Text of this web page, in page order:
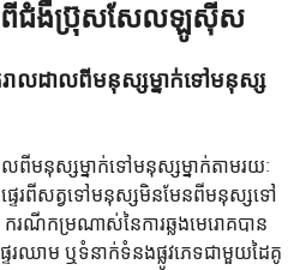
ជំងឺប្រ៊ុសសែលឡូស៊ីស
លដាលពីមនុស្សម្នាក់ទៅមនុស្ស
នុស្សម្នាក់ទៅមនុស្សម្នាក់តាមរយៈ
ាផ្ទេរពីសត្វទៅមនុស្សមិនមែនពីមនុស្សទៅ
ណីកម្រណាស់នៃការឆ្លងមេរោគបាន
ផ្ទេរឈាម ឬទំនាក់ទំនងផ្លូវភេទជាមួយដៃគូ